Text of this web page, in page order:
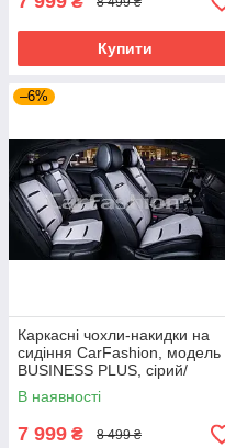
Купити
–6%
Каркасні чохли-накидки на
сидіння CarFashion, модель
BUSINESS PLUS, сірий/
чорний
В наявності
7 999 ₴ 8 499 ₴